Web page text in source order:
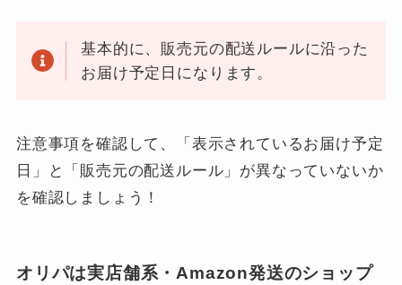
基本的に、販売元の配送ルールに沿った
お届け予定日になります。
注意事項を確認して、「表示されているお届け予定
日」と「販売元の配送ルール」が異なっていないか
を確認しましょう！
オリパは実店舗系・Amazon発送のショップ